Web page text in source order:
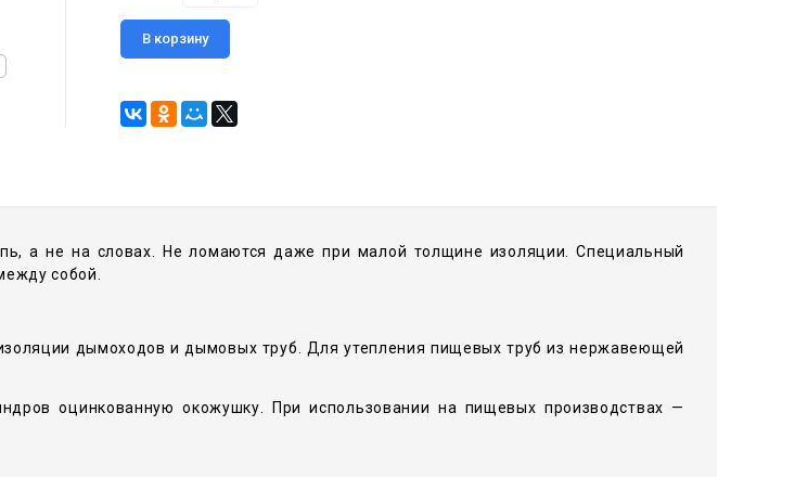
В корзину
а не на словах. Не ломаются даже при малой толщине изоляции. Специальный
собой.
дымоходов и дымовых труб. Для утепления пищевых труб из нержавеющей
оцинкованную окожушку. При использовании на пищевых производствах —